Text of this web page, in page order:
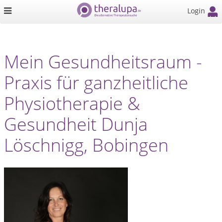
Login
Mein Gesundheitsraum -
Praxis für ganzheitliche
Physiotherapie &
Gesundheit Dunja
Löschnigg, Bobingen